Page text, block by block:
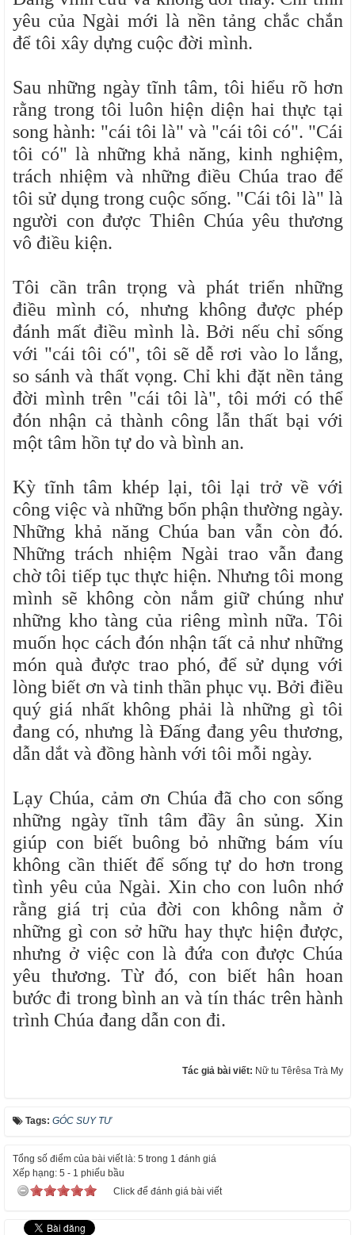
yêu của Ngài mới là nền tảng chắc chắn
để tôi xây dựng cuộc đời mình.
Sau những ngày tĩnh tâm, tôi hiểu rõ hơn
rằng trong tôi luôn hiện diện hai thực tại
song hành: "cái tôi là" và "cái tôi có". "Cái
tôi có" là những khả năng, kinh nghiệm,
trách nhiệm và những điều Chúa trao để
tôi sử dụng trong cuộc sống. "Cái tôi là" là
người con được Thiên Chúa yêu thương
vô điều kiện.
Tôi cần trân trọng và phát triển những
điều mình có, nhưng không được phép
đánh mất điều mình là. Bởi nếu chỉ sống
với "cái tôi có", tôi sẽ dễ rơi vào lo lắng,
so sánh và thất vọng. Chỉ khi đặt nền tảng
đời mình trên "cái tôi là", tôi mới có thể
đón nhận cả thành công lẫn thất bại với
một tâm hồn tự do và bình an.
Kỳ tĩnh tâm khép lại, tôi lại trở về với
công việc và những bổn phận thường ngày.
Những khả năng Chúa ban vẫn còn đó.
Những trách nhiệm Ngài trao vẫn đang
chờ tôi tiếp tục thực hiện. Nhưng tôi mong
mình sẽ không còn nắm giữ chúng như
những kho tàng của riêng mình nữa. Tôi
muốn học cách đón nhận tất cả như những
món quà được trao phó, để sử dụng với
lòng biết ơn và tinh thần phục vụ. Bởi điều
quý giá nhất không phải là những gì tôi
đang có, nhưng là Đấng đang yêu thương,
dẫn dắt và đồng hành với tôi mỗi ngày.
Lạy Chúa, cảm ơn Chúa đã cho con sống
những ngày tĩnh tâm đầy ân sủng. Xin
giúp con biết buông bỏ những bám víu
không cần thiết để sống tự do hơn trong
tình yêu của Ngài. Xin cho con luôn nhớ
rằng giá trị của đời con không nằm ở
những gì con sở hữu hay thực hiện được,
nhưng ở việc con là đứa con được Chúa
yêu thương. Từ đó, con biết hân hoan
bước đi trong bình an và tín thác trên hành
trình Chúa đang dẫn con đi.
Tác giả bài viết: Nữ tu Têrêsa Trà My
Tags: GÓC SUY TƯ
Tổng số điểm của bài viết là: 5 trong 1 đánh giá
Xếp hạng: 5 - 1 phiếu bầu
Click để đánh giá bài viết